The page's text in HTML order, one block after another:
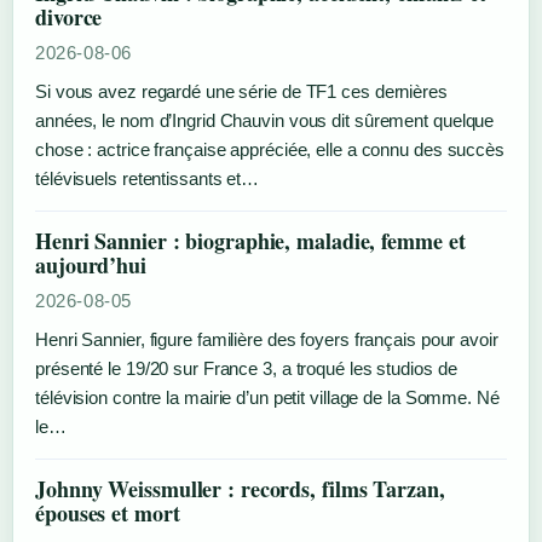
divorce
2026-08-06
Si vous avez regardé une série de TF1 ces dernières
années, le nom d’Ingrid Chauvin vous dit sûrement quelque
chose : actrice française appréciée, elle a connu des succès
télévisuels retentissants et…
Henri Sannier : biographie, maladie, femme et
aujourd’hui
2026-08-05
Henri Sannier, figure familière des foyers français pour avoir
présenté le 19/20 sur France 3, a troqué les studios de
télévision contre la mairie d’un petit village de la Somme. Né
le…
Johnny Weissmuller : records, films Tarzan,
épouses et mort